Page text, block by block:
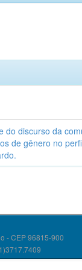
do discurso da
de gênero no
- CEP 96815-900